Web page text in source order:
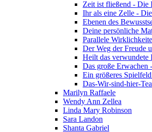
Zeit ist fließend - Die
Ihr als eine Zelle -
Ebenen des
Deine persönliche
Parallele
Der Weg der Freude
Heilt das verwundete
Das große Erwachen
Ein größeres
Das-Wir-sind-hier-
Marilyn Raffaele
Wendy Ann Zellea
Linda Mary Robinson
Sara Landon
Shanta Gabriel